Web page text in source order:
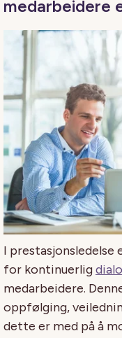
medarbeidere
I
for kontinuerlig
medarbeidere.
oppfølging,
dette er med på å